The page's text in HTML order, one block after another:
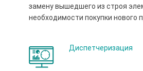
замену вышедшего из строя
необходимости покупки нового
Диспетчеризация